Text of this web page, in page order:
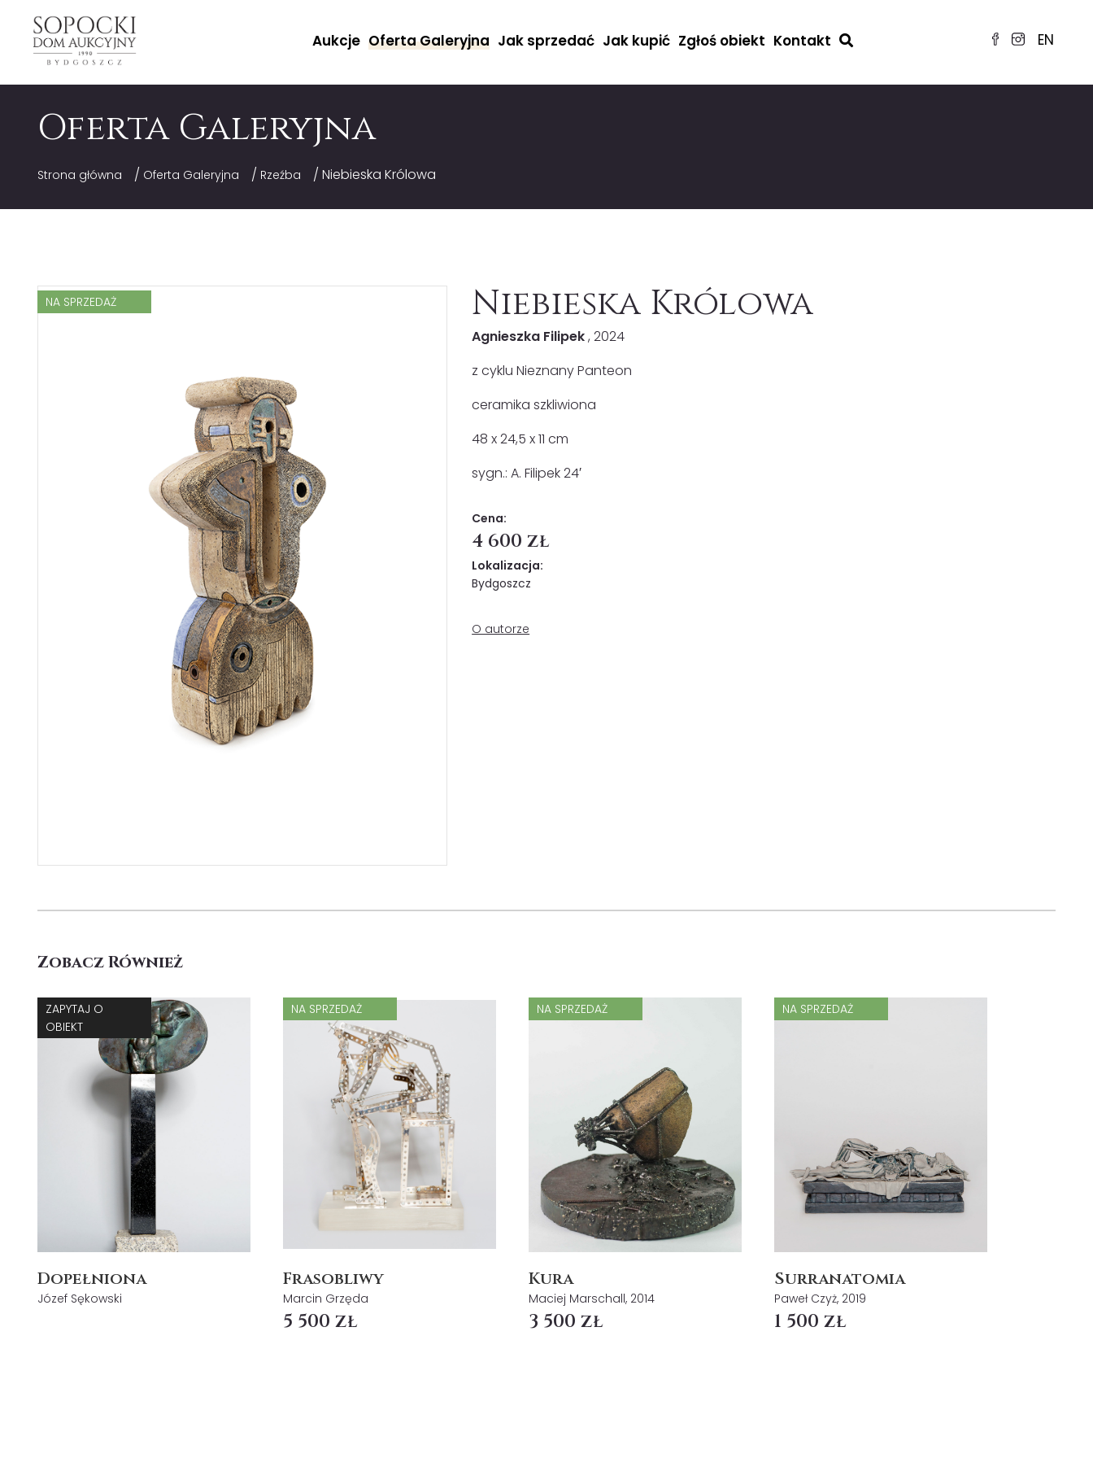
EN
Aukcje Oferta Galeryjna Jak sprzedać Jak kupić Zgłoś obiekt Kontakt
Oferta Galeryjna
Strona główna / Oferta Galeryjna / Rzeźba / Niebieska Królowa
NA SPRZEDAŻ Niebieska Królowa
Agnieszka Filipek, 2024
z cyklu Nieznany Panteon
ceramika szkliwiona
48 x 24,5 x 11 cm
sygn.: A. Filipek 24′
Cena:
4 600 zł
Lokalizacja:
Bydgoszcz
O autorze
Zobacz Również
ZAPYTAJ O
OBIEKT
Dopełniona
Józef Sękowski
NA SPRZEDAŻ
Frasobliwy
Marcin Grzęda
5 500 zł
NA SPRZEDAŻ
Kura
Maciej Marschall, 2014
3 500 zł
NA SPRZEDAŻ
Surranatomia
Paweł Czyż, 2019
1 500 zł